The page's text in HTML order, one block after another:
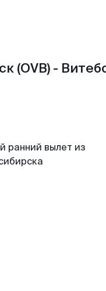
(OVB) -
ранний вылет из